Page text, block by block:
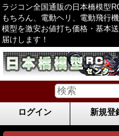
ラジコン全国通販の日本橋模型
もちろん、電動ヘリ、電動飛行
模型を激安お値打ち価格・基本
届けします！
ログイン 新規登